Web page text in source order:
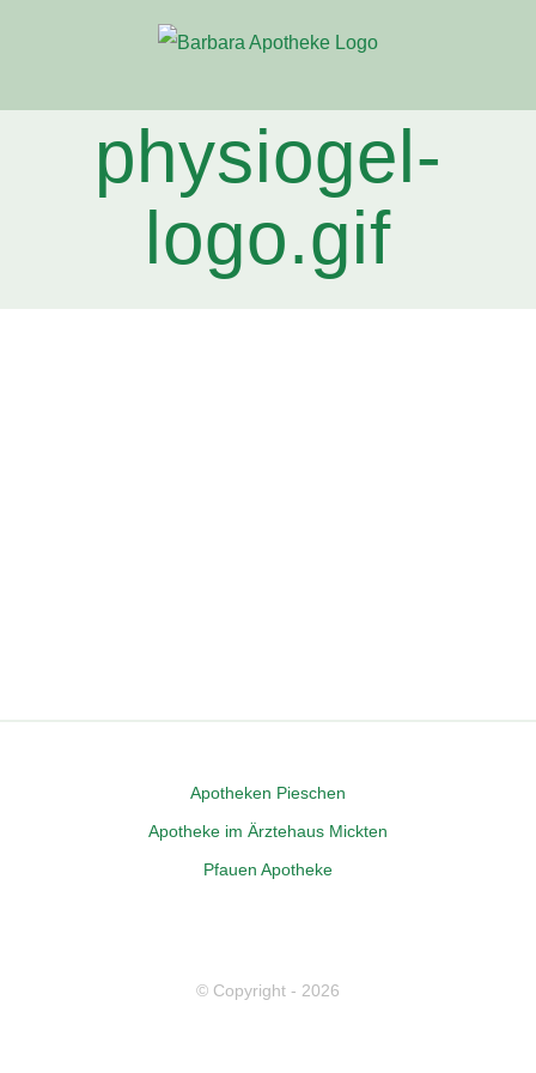
physiogel-
logo.gif
Apo­the­ken Pieschen
Apo­the­ke im Ärz­te­haus Mickten
Pfau­en Apotheke
© Copyright - 2026